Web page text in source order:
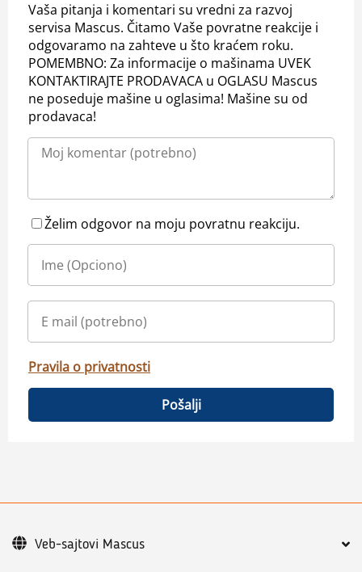
Vaša pitanja i komentari su vredni za razvoj
servisa Mascus. Čitamo Vaše povratne reakcije i
odgovaramo na zahteve u što kraćem roku.
POMEMBNO: Za informacije o mašinama UVEK
KONTAKTIRAJTE PRODAVACA u OGLASU Mascus
ne poseduje mašine u oglasima! Mašine su od
prodavaca!
Želim odgovor na moju povratnu reakciju.
Pravila o privatnosti
Pošalji
Veb-sajtovi Mascus